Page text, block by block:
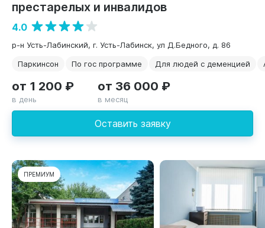
престарелых и инвалидов
4.0
р-н Усть-Лабинский, г. Усть-Лабинск, ул Д.Бедного, д. 86
Паркинсон
По гос программе Для людей с деменцией
Оставить заявку
от 1 200 ₽
в день
от 36 000 ₽
в месяц
ПРЕМИУМ